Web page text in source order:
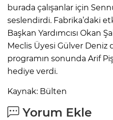
burada çalışanlar için
seslendirdi. Fabrika’daki
Başkan Yardımcısı Okan
Meclis Üyesi Gülver Deniz
programın sonunda Arif
hediye verdi.
Kaynak: Bülten
Yorum Ekle